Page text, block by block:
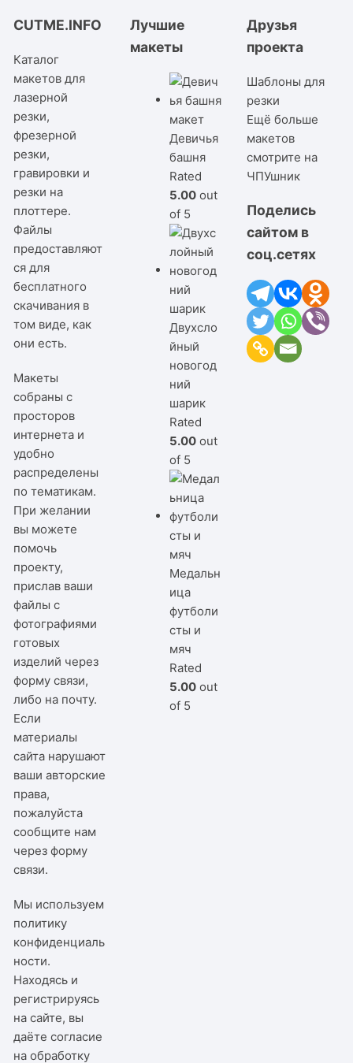
CUTME.INFO
Каталог
макетов для
лазерной
резки,
фрезерной
резки,
гравировки и
резки на
плоттере.
Файлы
предоставляют
ся для
бесплатного
скачивания в
том виде, как
они есть.
Макеты
собраны с
просторов
интернета и
удобно
распределены
по тематикам.
При желании
вы можете
помочь
проекту,
прислав ваши
файлы с
фотографиями
готовых
изделий через
форму связи,
либо на почту.
Если
материалы
сайта нарушают
ваши авторские
права,
пожалуйста
сообщите нам
черезформу
связи.
Мы используем
политику
конфиденциаль
ности.
Находясь и
регистрируясь
на сайте, вы
даёте согласие
на обработку
Лучшие
макеты
Девичья
башня
Rated
5.00 out
of 5
Двухсло
йный
новогод
ний
шарик
Rated
5.00 out
of 5
Медальн
ица
футболи
сты и
мяч
Rated
5.00 out
of 5
Друзья
проекта
Шаблоны для
резки
Ещё больше
макетов
смотрите на
ЧПУшник
Поделись
сайтом в
соц.сетях